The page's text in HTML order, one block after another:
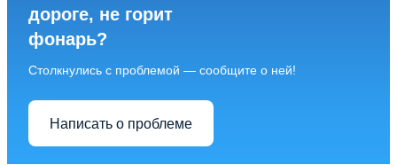
дороге, не горит
фонарь?
Столкнулись с проблемой — сообщите о ней!
Написать о проблеме